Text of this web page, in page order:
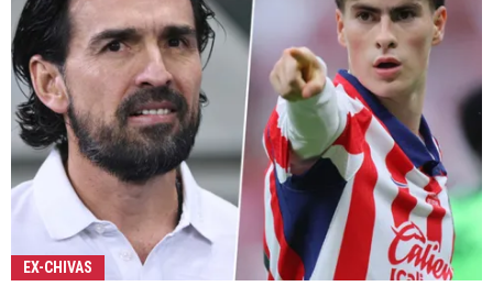
EX-CHIVAS